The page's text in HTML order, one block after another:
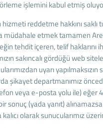
işlemini kabul etmiş
reddetme hakkını saklı
müdahale etmek tamamen
tehdit içeren, telif haklarını
sakıncalı gördüğü web
uyarı yapılmaksızın
şikayet departmanımız
veya e-posta yolu ile) eğer
sonuç (yada yanıt) alınamazsa
kalıcı olarak sunucularımız